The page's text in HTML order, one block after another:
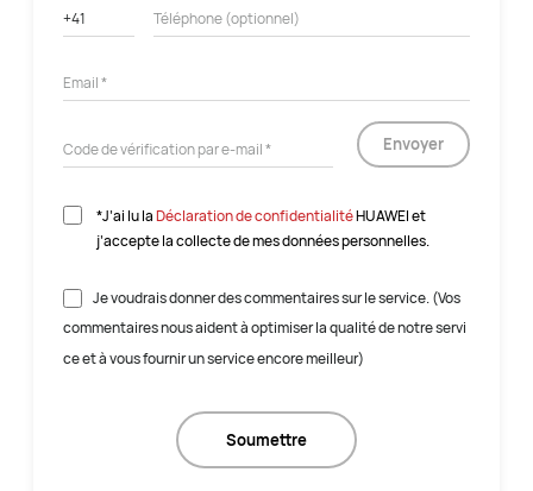
Envoyer
*J’ai lu laDéclaration de confidentialitéHUAWEI et
j’accepte la collecte de mes données personnelles.
Je voudrais donner des commentaires sur le service. (Vos
commentaires nous aident à optimiser la qualité de notre servi
ce et à vous fournir un service encore meilleur)
Soumettre